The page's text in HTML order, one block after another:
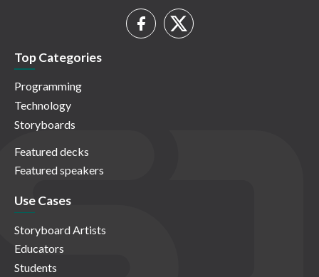
Top Categories
Programming
Technology
Storyboards
Featured decks
Featured speakers
Use Cases
Storyboard Artists
Educators
Students